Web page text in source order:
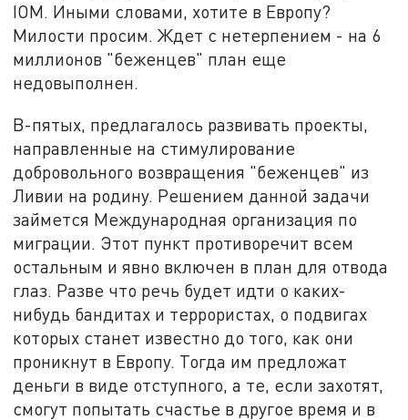
IOM. Иными словами, хотите в Европу?
Милости просим. Ждет с нетерпением - на 6
миллионов "беженцев" план еще
недовыполнен.
В-пятых, предлагалось развивать проекты,
направленные на стимулирование
добровольного возвращения "беженцев" из
Ливии на родину. Решением данной задачи
займется Международная организация по
миграции. Этот пункт противоречит всем
остальным и явно включен в план для отвода
глаз. Разве что речь будет идти о каких-
нибудь бандитах и террористах, о подвигах
которых станет известно до того, как они
проникнут в Европу. Тогда им предложат
деньги в виде отступного, а те, если захотят,
смогут попытать счастье в другое время и в